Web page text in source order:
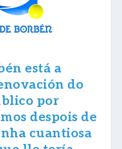
está a
do
por
despois de
cuantiosa